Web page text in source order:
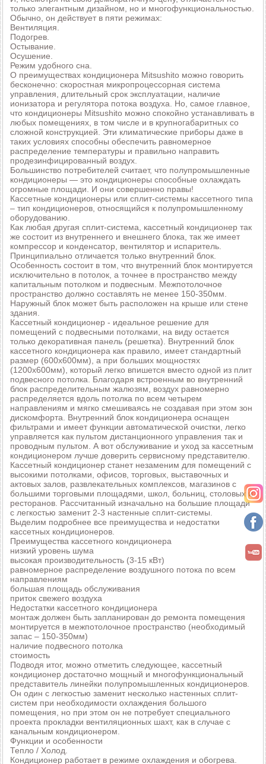
только элегантным дизайном, но и многофункциональностью.
Обычно, он действует в пяти режимах:
Вентиляция.
Подогрев.
Остывание.
Осушение.
Режим удобного сна.
О преимуществах кондиционера Mitsushito можно говорить
бесконечно: скоростная микропроцессорная система
управления, длительный срок эксплуатации, наличие
ионизатора и регулятора потока воздуха. Но, самое главное,
что кондиционеры Mitsushito можно спокойно устанавливать в
любых помещениях, в том числе и в крупногабаритных со
сложной конструкцией. Эти климатические приборы даже в
таких условиях способны обеспечить равномерное
распределение температуры и правильно направить
продезинфицированный воздух.
Большинство потребителей считает, что полупромышленные
кондиционеры — это кондиционеры способные охлаждать
огромные площади. И они совершенно правы!
Кассетные кондиционеры или сплит-системы кассетного типа
– тип кондиционеров, относящийся к полупромышленному
оборудованию.
Как любая другая сплит-система, кассетный кондиционер так
же состоит из внутреннего и внешнего блока, так же имеет
компрессор и конденсатор, вентилятор и испаритель.
Принципиально отличается только внутренний блок.
Особенность состоит в том, что внутренний блок монтируется
исключительно в потолок, а точнее в пространство между
капитальным потолком и подвесным. Межпотолочное
пространство должно составлять не менее 150-350мм.
Наружный блок может быть расположен на крыше или стене
здания.
Кассетный кондиционер - идеальное решение для
помещений с подвесными потолками, на виду остается
только декоративная панель (решетка). Внутренний блок
кассетного кондиционера как правило, имеет стандартный
размер (600х600мм), а при больших мощностях
(1200х600мм), который легко впишется вместо одной из плит
подвесного потолка. Благодаря встроенным во внутренний
блок распределительным жалюзям, воздух равномерно
распределяется вдоль потолка по всем четырем
направлениям и мягко смешиваясь не создавая при этом зон
дискомфорта. Внутренний блок кондиционера оснащен
фильтрами и имеет функции автоматической очистки, легко
управляется как пультом дистанционного управления так и
проводным пультом. А вот обслуживание и уход за кассетным
кондиционером лучше доверить сервисному представителю.
Кассетный кондиционер станет незаменим для помещений с
высокими потолками, офисов, торговых, выставочных и
актовых залов, развлекательных комплексов, магазинов с
большими торговыми площадями, школ, больниц, столовых и
ресторанов. Рассчитанный изначально на большие площади
с легкостью заменит 2-3 настенные сплит-системы.
Выделим подробнее все преимущества и недостатки
кассетных кондиционеров.
Преимущества кассетного кондиционера
низкий уровень шума
высокая производительность (3-15 кВт)
равномерное распределение воздушного потока по всем
направлениям
большая площадь обслуживания
приток свежего воздуха
Недостатки кассетного кондиционера
монтаж должен быть запланирован до ремонта помещения
монтируется в межпотолочное пространство (необходимый
запас – 150-350мм)
наличие подвесного потолка
стоимость
Подводя итог, можно отметить следующее, кассетный
кондиционер достаточно мощный и многофункциональный
представитель линейки полупромышленных кондиционеров.
Он один с легкостью заменит несколько настенных сплит-
систем при необходимости охлаждения большого
помещения, но при этом он не потребует специального
проекта прокладки вентиляционных шахт, как в случае с
канальным кондиционером.
Функции и особенности
Тепло / Холод.
Кондиционер работает в режиме охлаждения и обогрева.